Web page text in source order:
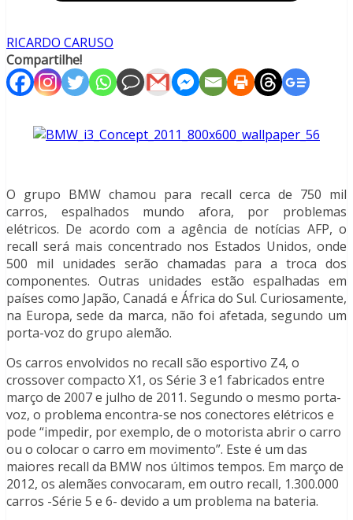
RICARDO CARUSO
Compartilhe!
O grupo BMW chamou para recall cerca de 750 mil
carros, espalhados mundo afora, por problemas
elétricos. De acordo com a agência de notícias AFP, o
recall será mais concentrado nos Estados Unidos, onde
500 mil unidades serão chamadas para a troca dos
componentes. Outras unidades estão espalhadas em
países como Japão, Canadá e África do Sul. Curiosamente,
na Europa, sede da marca, não foi afetada, segundo um
porta-voz do grupo alemão.
Os carros envolvidos no recall são esportivo Z4, o
crossover compacto X1, os Série 3 e1 fabricados entre
março de 2007 e julho de 2011. Segundo o mesmo porta-
voz, o problema encontra-se nos conectores elétricos e
pode “impedir, por exemplo, de o motorista abrir o carro
ou o colocar o carro em movimento”. Este é um das
maiores recall da BMW nos últimos tempos. Em março de
2012, os alemães convocaram, em outro recall, 1.300.000
carros -Série 5 e 6- devido a um problema na bateria.